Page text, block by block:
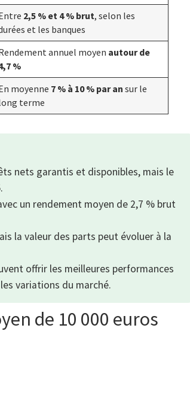
2,5 % et 4 % brut, selon les
et les banques
annuel moyen autour de
%
moyenne 7 % à 10 % par an sur le
terme
nets garantis et disponibles, mais le
un rendement moyen de 2,7 % brut
la valeur des parts peut évoluer à la
offrir les meilleures performances
variations du marché.
de 10 000 euros